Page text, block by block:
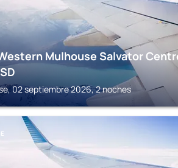
Mulhouse Salvator
02 septiembre 2026, 2 noches